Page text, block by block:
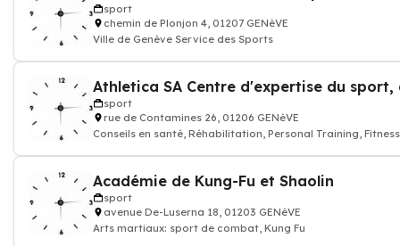
sport
chemin de Plonjon 4, 01207 GENèVE
Ville de Genève Service des Sports
sport
rue de Contamines 26, 01206 GENèVE
Conseils en santé, Réhabilitation, Personal Training,
Académie de Kung-Fu et Shaolin
sport
avenue De-Luserna 18, 01203 GENèVE
Arts martiaux: sport de combat, Kung Fu